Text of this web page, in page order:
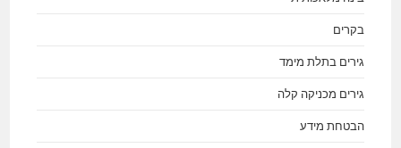
בקרים
גירים בתלת מימד
גירים מכניקה קלה
הבטחת מידע